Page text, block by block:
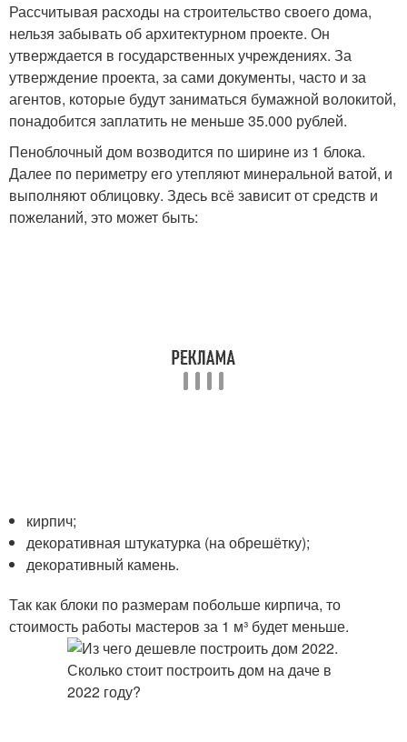
Рассчитывая расходы на строительство своего дома,
нельзя забывать об архитектурном проекте. Он
утверждается в государственных учреждениях. За
утверждение проекта, за сами документы, часто и за
агентов, которые будут заниматься бумажной волокитой,
понадобится заплатить не меньше 35.000 рублей.
Пеноблочный дом возводится по ширине из 1 блока.
Далее по периметру его утепляют минеральной ватой, и
выполняют облицовку. Здесь всё зависит от средств и
пожеланий, это может быть:
кирпич;
декоративная штукатурка (на обрешётку);
декоративный камень.
Так как блоки по размерам побольше кирпича, то
стоимость работы мастеров за 1 м³ будет меньше.